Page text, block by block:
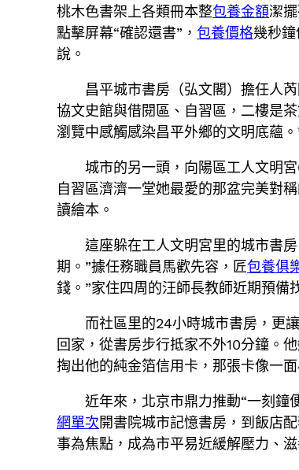
桃木色書架上各類冊本整包養金額潔
點擊屏幕“確認還書”，包養價格幾秒
說。
昌平城市書房（弘文閣）擔任人
協文史館與借閱區、自習區，二樓是
瀏覽中感觸感染昌平外鄉的文明底蘊。
城市的另一頭，向陽區工人文明
自習區濟濟一堂她最愛的那盆完美對
讀繪本。
這座躲在工人文明宮里的城市書
期。”據任務職員馬歡先容，匠包養俱
錢。”家住四周的汪師長教師近期預備
而社區里的24小時城市書房，更
回家，從書房步行抵家不外10分鐘。
掏出他的純金箔信用卡，那張卡像一
近年來，北京市鼎力推動“一刻鐘
網單次開書院城市記憶書房，到飯店
事為焦點，成為市平易近緩解壓力、